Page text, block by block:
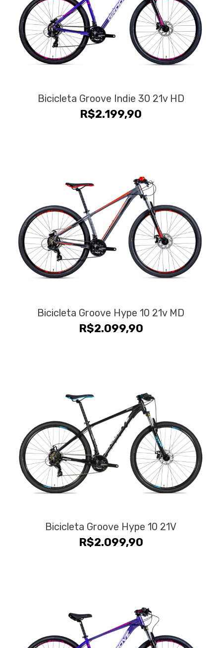
Bicicleta Groove Indie 30 21v HD
R$2.199,90
Bicicleta Groove Hype 10 21v MD
R$2.099,90
Bicicleta Groove Hype 10 21V
R$2.099,90